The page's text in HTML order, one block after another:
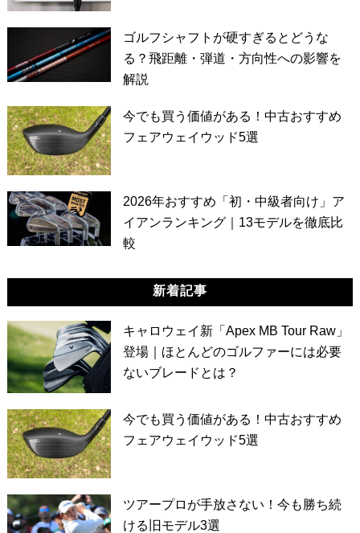
ゴルフシャフトが硬すぎるとどうな
る？飛距離・弾道・方向性への影響を
解説
今でも買う価値がある！中古おすすめ
フェアウェイウッド5選
2026年おすすめ「初・中級者向け」ア
イアンランキング｜13モデルを徹底比
較
新着記事
キャロウェイ新「Apex MB Tour Raw」
登場｜ほとんどのゴルファーには必要
ないブレードとは？
今でも買う価値がある！中古おすすめ
フェアウェイウッド5選
ツアープロが手放さない！今も勝ち続
ける旧モデル3選